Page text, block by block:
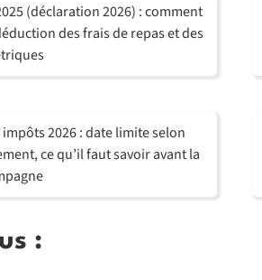
(déclaration 2026) : comment
des frais de repas et des
2026 : date limite selon
ce qu’il faut savoir avant la
: